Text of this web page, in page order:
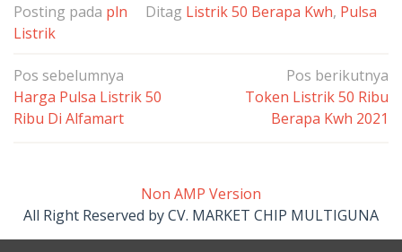
Posting pada pln Ditag Listrik 50 Berapa Kwh, Pulsa
Listrik
Navigasi
pos
Pos sebelumnya
Harga Pulsa Listrik 50
Ribu Di Alfamart
Pos berikutnya
Token Listrik 50 Ribu
Berapa Kwh 2021
Non AMP Version
All Right Reserved by CV. MARKET CHIP MULTIGUNA